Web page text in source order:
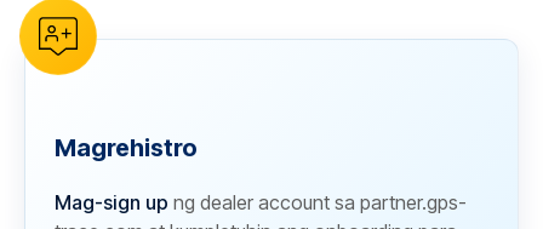
Magrehistro
Mag-sign up ng dealer account sa partner.gps-